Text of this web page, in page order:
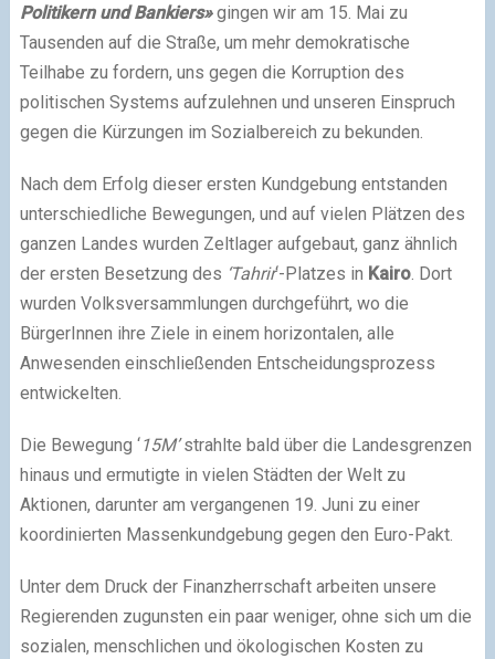
Politikern und Bankiers»gingen wir am 15. Mai zu
Tausenden auf die Straße, um mehr demokratische
Teilhabe zu fordern, uns gegen die Korruption des
politischen Systems aufzulehnen und unseren Einspruch
gegen die Kürzungen im Sozialbereich zu bekunden.
Nach dem Erfolg dieser ersten Kundgebung entstanden
unterschiedliche Bewegungen, und auf vielen Plätzen des
ganzen Landes wurden Zeltlager aufgebaut, ganz ähnlich
der ersten Besetzung des ‘Tahrir‘-Platzes in Kairo. Dort
wurden Volksversammlungen durchgeführt, wo die
BürgerInnen ihre Ziele in einem horizontalen, alle
Anwesenden einschließenden Entscheidungsprozess
entwickelten.
Die Bewegung ‘15M’strahlte bald über die Landesgrenzen
hinaus und ermutigte in vielen Städten der Welt zu
Aktionen, darunter am vergangenen 19. Juni zu einer
koordinierten Massenkundgebung gegen den Euro-Pakt.
Unter dem Druck der Finanzherrschaft arbeiten unsere
Regierenden zugunsten ein paar weniger, ohne sich um die
sozialen, menschlichen und ökologischen Kosten zu